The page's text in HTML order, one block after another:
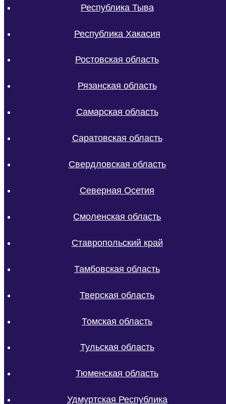
Республика Тыва
Республика Хакасия
Ростовская область
Рязанская область
Самарская область
Саратовская область
Свердловская область
Северная Осетия
Смоленская область
Ставропольский край
Тамбовская область
Тверская область
Томская область
Тульская область
Тюменская область
Удмуртская Республика